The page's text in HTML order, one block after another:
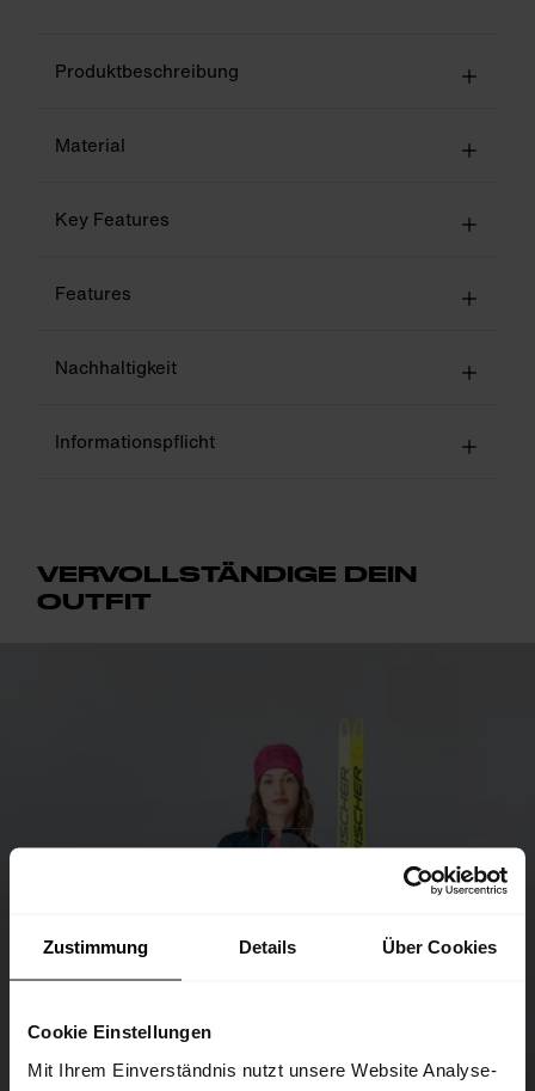
Zustimmung Details Über Cookies
Cookie Einstellungen
Mit Ihrem Einverständnis nutzt unsere Website Analyse-
Produktbeschreibung
Material
Key Features
Features
Nachhaltigkeit
Informationspflicht
VERVOLLSTÄNDIGE DEIN
OUTFIT